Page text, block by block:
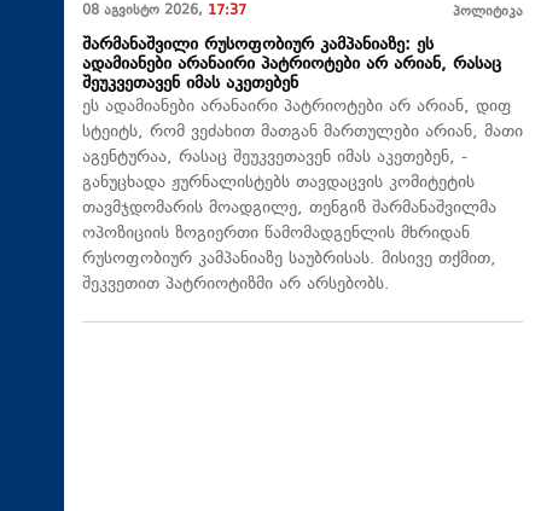
08 აგვისტო 2026, 17:37 პოლიტიკა
შარმანაშვილი რუსოფობიურ კამპანიაზე: ეს
ადამიანები არანაირი პატრიოტები არ არიან, რასაც
შეუკვეთავენ იმას აკეთებენ
ეს ადამიანები არანაირი პატრიოტები არ არიან, დიფ
სტეიტს, რომ ვეძახით მათგან მართულები არიან, მათი
აგენტურაა, რასაც შეუკვეთავენ იმას აკეთებენ, -
განუცხადა ჟურნალისტებს თავდაცვის კომიტეტის
თავმჯდომარის მოადგილე, თენგიზ შარმანაშვილმა
ოპოზიციის ზოგიერთი წამომადგენლის მხრიდან
რუსოფობიურ კამპანიაზე საუბრისას. მისივე თქმით,
შეკვეთით პატრიოტიზმი არ არსებობს.